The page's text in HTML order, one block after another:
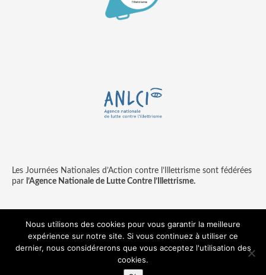
Les Journées Nationales d’Action contre l’Illettrisme sont fédérées
par l’Agence Nationale de Lutte Contre l’Illettrisme.
Contact
Mentions légales
© copyright ANLCI 2018
Nous utilisons des cookies pour vous garantir la meilleure
expérience sur notre site. Si vous continuez à utiliser ce
dernier, nous considérerons que vous acceptez l'utilisation des
cookies.